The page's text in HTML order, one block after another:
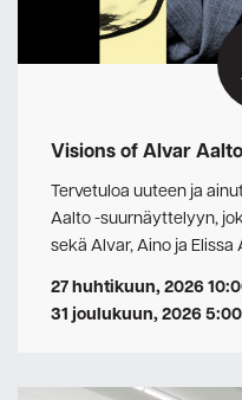
Visions of Alvar
Tervetuloa uuteen ja
Aalto -suurnäyttelyyn,
sekä Alvar, Aino ja Elissa
27 huhtikuun, 2026
31 joulukuun, 2026